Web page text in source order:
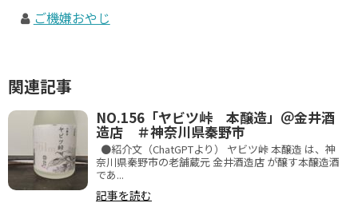
ご機嫌おやじ
関連記事
NO.156「ヤビツ峠 本醸造」＠金井酒
造店 ＃神奈川県秦野市
●紹介文（ChatGPTより） ヤビツ峠 本醸造 は、神
奈川県秦野市の老舗蔵元 金井酒造店 が醸す本醸造酒
であ...
記事を読む